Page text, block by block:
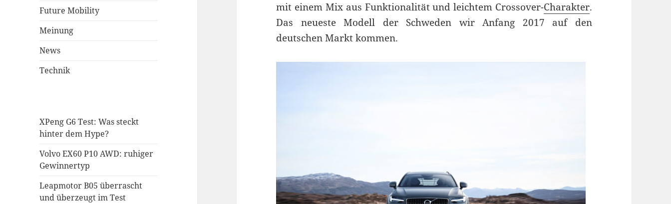
Future Mobility
Meinung
News
Technik
XPeng G6 Test: Was steckt
hinter dem Hype?
Volvo EX60 P10 AWD: ruhiger
Gewinnertyp
Leapmotor B05 überrascht
und überzeugt im Test
mit einem Mix aus Funktionalität und leichtem Crossover-Charakter.
Das neueste Modell der Schweden wir Anfang 2017 auf den
deutschen Markt kommen.